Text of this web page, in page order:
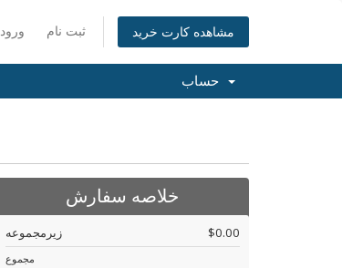
ورود ثبت نام مشاهده کارت خرید
خلاصه سفارش
زیرمجموعه $0.00
مجموع